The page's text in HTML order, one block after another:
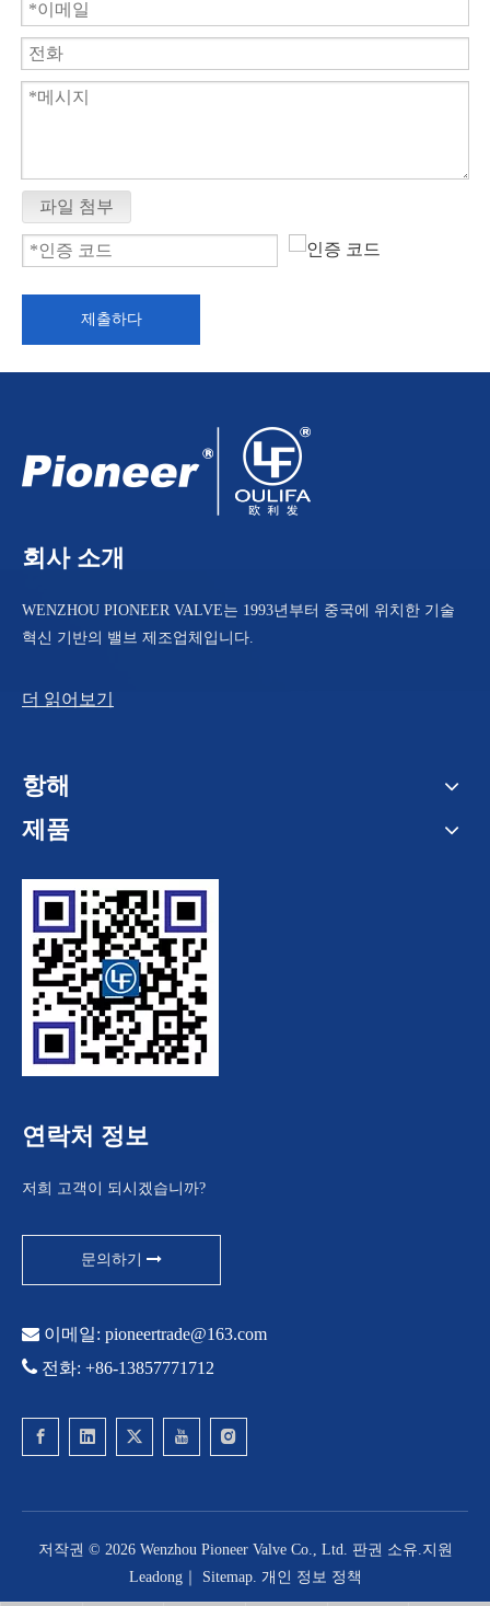
파일 첨부
제출하다
회사 소개
WENZHOU PIONEER VALVE는 1993년부터 중국에 위치한 기술
혁신 기반의 밸브 제조업체입니다.
더 읽어보기
항해
제품
연락처 정보
저희 고객이 되시겠습니까?
문의하기
 이메일: pioneertrade@163.com
 전화: +86-13857771712
저작권 © 2026Wenzhou Pioneer Valve Co., Ltd. 판권 소유.지원
Leadong｜ Sitemap. 개인 정보 정책